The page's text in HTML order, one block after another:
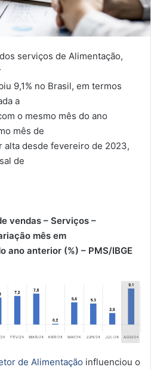
serviços de Alimentação,
9,1% no Brasil, em termos
a
o mesmo mês do ano
mês de
alta desde fevereiro de 2023,
de
vendas – Serviços –
mês em
ano anterior (%) – PMS/IBGE
de Alimentação influenciou o